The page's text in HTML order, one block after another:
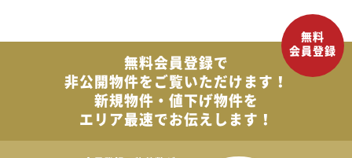
無料会員登録で
非公開物件を ご覧いただけます！
新規物件・値下げ物件を
エリア最速でお伝えします！